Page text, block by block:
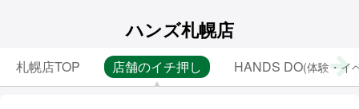
ハンズ札幌店
札幌店TOP 店舗のイチ押し HANDS DO(体験・イ